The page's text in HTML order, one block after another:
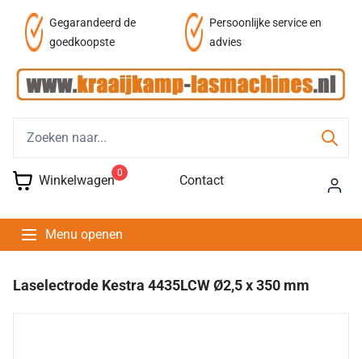
Gegarandeerd de
goedkoopste
Persoonlijke service en
advies
Winkelwagen 0 Contact
Menu openen
Laselectrode Kestra 4435LCW Ø2,5 x 350 mm